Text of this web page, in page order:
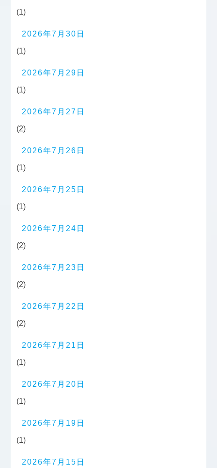
(1)
2026年7月30日
(1)
2026年7月29日
(1)
2026年7月27日
(2)
2026年7月26日
(1)
2026年7月25日
(1)
2026年7月24日
(2)
2026年7月23日
(2)
2026年7月22日
(2)
2026年7月21日
(1)
2026年7月20日
(1)
2026年7月19日
(1)
2026年7月15日